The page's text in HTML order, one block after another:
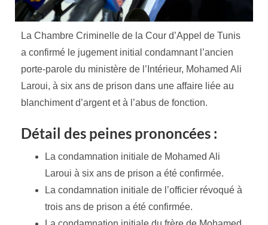
La Chambre Criminelle de la Cour d’Appel de Tunis
a confirmé le jugement initial condamnant l’ancien
porte-parole du ministère de l’Intérieur, Mohamed Ali
Laroui, à six ans de prison dans une affaire liée au
blanchiment d’argent et à l’abus de fonction.
Détail des peines prononcées :
La condamnation initiale de Mohamed Ali
Laroui à six ans de prison a été confirmée.
La condamnation initiale de l’officier révoqué à
trois ans de prison a été confirmée.